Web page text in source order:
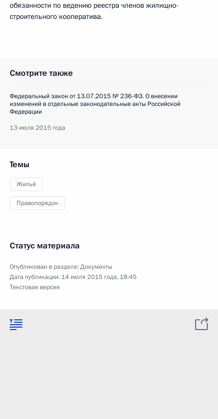
обязанности по ведению реестра членов жилищно-
строительного кооператива.
Смотрите также
Федеральный закон от 13.07.2015 № 236-ФЗ. О внесении
изменений в отдельные законодательные акты Российской
Федерации
13 июля 2015 года
Темы
Жильё
Правопорядок
Статус материала
Опубликован в разделе:Документы
Дата публикации: 14 июля 2015 года, 18:45
Текстовая версия